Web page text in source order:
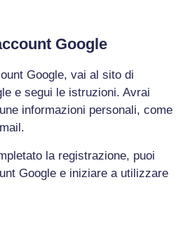
Google
Google, vai al sito di
e segui le istruzioni. Avrai
informazioni personali, come
la registrazione, puoi
Google e iniziare a utilizzare